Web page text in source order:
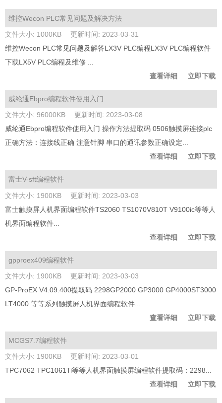
维控Wecon PLC常见问题及解决方法
文件大小: 1000KB
更新时间: 2023-03-31
维控Wecon PLC常见问题及解答LX3V PLC编程LX3V PLC编程软件
下载LX5V PLC编程及维修 ...
查看详细
立即下载
威纶通Ebpro编程软件使用入门
文件大小: 96000KB
更新时间: 2023-03-08
威纶通Ebpro编程软件使用入门 操作方法提取码 0506触摸屏连接plc
正确方法：连接线正确 注意针脚 串口的通讯参数正确设定...
查看详细
立即下载
富士V-sft编程软件
文件大小: 1900KB
更新时间: 2023-03-03
富士触摸屏人机界面编程软件TS2060 TS1070V810T V9100ic等等人
机界面编程软件...
查看详细
立即下载
gpproex409编程软件
文件大小: 1900KB
更新时间: 2023-03-03
GP-ProEX V4.09.400提取码 2298GP2000 GP3000 GP4000ST3000
LT4000 等等系列触摸屏人机界面编程软件...
查看详细
立即下载
MCGS7.7编程软件
文件大小: 1900KB
更新时间: 2023-03-01
TPC7062 TPC1061Ti等等人机界面触摸屏编程软件提取码：2298...
查看详细
立即下载